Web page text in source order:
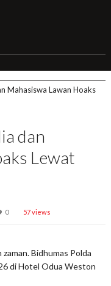
Mahasiswa Lawan Hoaks
dan
Lewat
0 57 views
Bidhumas Polda
di Hotel Odua Weston